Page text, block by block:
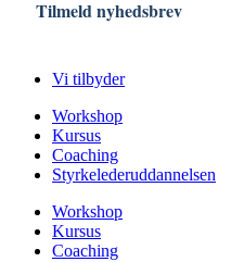
Vi tilbyder
Workshop
Kursus
Coaching
Styrkelederuddannelsen
Workshop
Kursus
Coaching